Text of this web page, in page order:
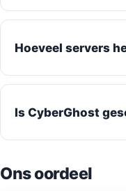
Hoeveel servers
Is CyberGhost
Ons oordeel